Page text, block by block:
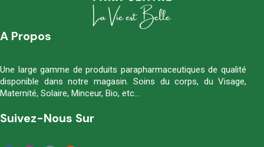
A Propos
Une large gamme de produits parapharmaceutiques de qualité
disponible dans notre magasin. Soins du corps, du Visage,
Maternité, Solaire, Minceur, Bio, etc…
Suivez-Nous Sur